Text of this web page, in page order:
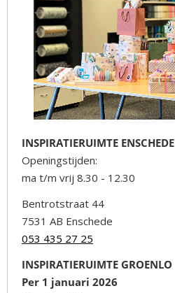
INSPIRATIERUIMTE ENSCHEDE
Openingstijden:
ma t/m vrij 8.30 - 12.30
Bentrotstraat 44
7531 AB Enschede
053 435 27 25
INSPIRATIERUIMTE GROENLO
Per 1 januari 2026